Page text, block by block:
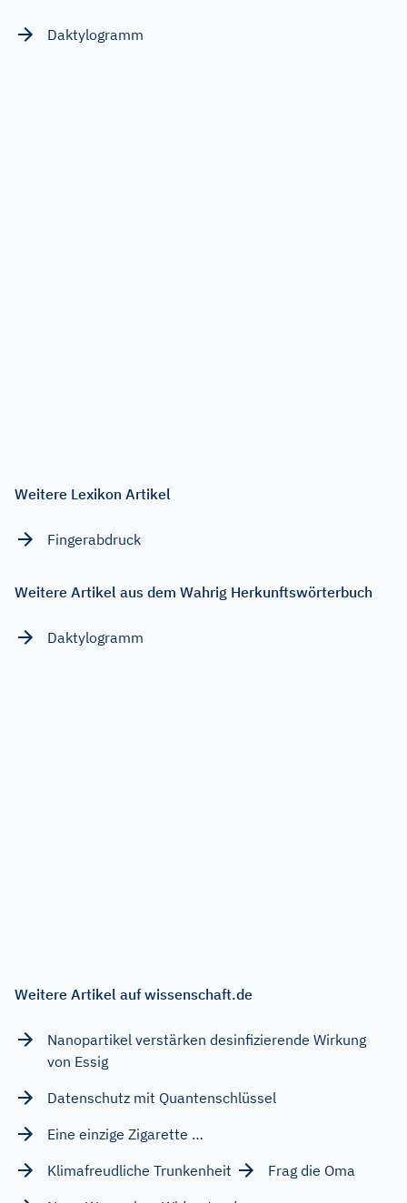
Daktylogramm
Weitere Lexikon Artikel
Fingerabdruck
Weitere Artikel aus dem Wahrig Herkunftswörterbuch
Daktylogramm
Weitere Artikel auf wissenschaft.de
Nanopartikel verstärken desinfizierende Wirkung
von Essig
Datenschutz mit Quantenschlüssel
Eine einzige Zigarette …
Klimafreudliche Trunkenheit
Frag die Oma